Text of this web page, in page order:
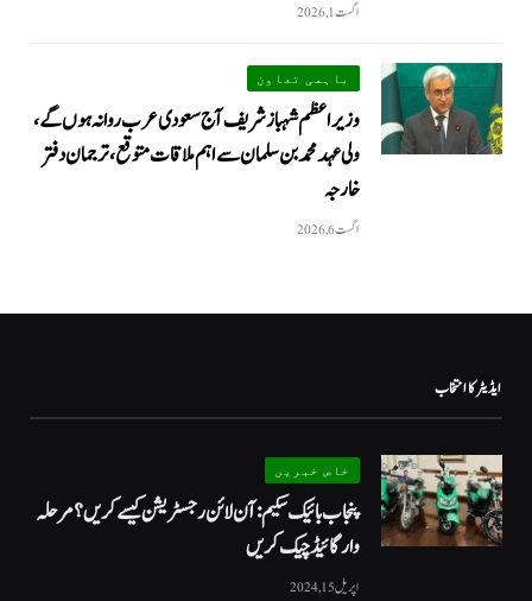
اگست 1, 2026
باہمی تعاون
وزیراعظم شہباز شریف آج سعودی عرب روانہ ہوں گے،
ولی عہد محمد بن سلمان سے اہم ملاقات متوقع، ترجمان دفتر
خارجہ
اگست 6, 2026
ایڈیٹر کا انتخاب
خاص خبریں
پنجاب بائیک سکیم: آن لائن رجسٹریشن کیسے کریں؟ مرحلہ
وار گائیڈ چیک کریں
اپریل 15, 2024